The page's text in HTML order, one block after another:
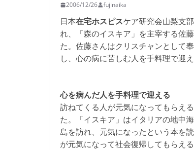
2006/12/26 fujinaika
日本在宅ホスピスケア研究会山梨支
れ、「森のイスキア」を主宰する佐
た。佐藤さんはクリスチャンとして
し、心の病に苦しむ人を手料理で迎
心を病んだ人を手料理で迎える
訪ねてくる人が元気になってもらえ
た。「イスキア」はイタリアの地中
島を訪れ、元気になったという本を
が元気になって社会復帰してもらえ